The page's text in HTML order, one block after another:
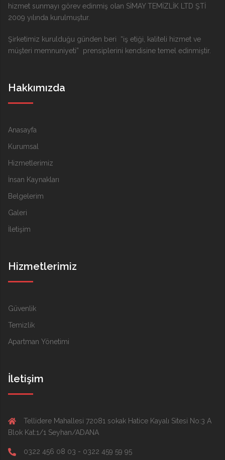
hizmet sunmayı görev edinmiş olan SİMAY TEMİZLİK LTD ŞTİ
2009 yılında kurulmuştur.
Şirketimiz kurulduğu günden beri “iş etiği, kaliteli hizmet ve
müşteri memnuniyeti” prensiplerini kendisine temel edinmiştir.
Hakkımızda
Anasayfa
Kurumsal
Hizmetlerimiz
İnsan Kaynakları
Belgelerim
Galeri
İletişim
Hizmetlerimiz
Güvenlik
Temizlik
Apartman Yönetimi
İletişim
Tellidere Mahallesi 72081 sokak Hatice Kayalı Sitesi No:3 A
Blok Kat:1/1 Seyhan/ADANA
0322 456 08 03 - 0322 459 59 95